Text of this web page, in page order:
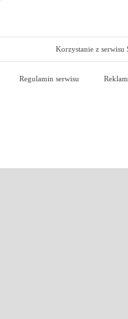
Korzystanie z serwisu
Regulamin serwisu